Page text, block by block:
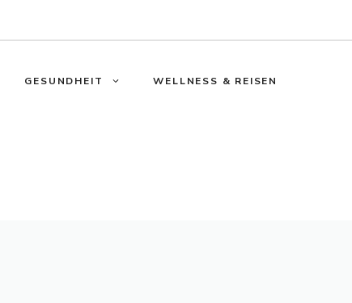
GESUNDHEIT WELLNESS & REISEN